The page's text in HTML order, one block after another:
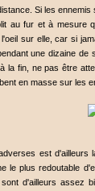
Si les
au fur et à mesure
sur elle, car si
une dizaine de
la fin, ne pas être
en masse sur les
est
le plus redoutable
d'ailleurs assez